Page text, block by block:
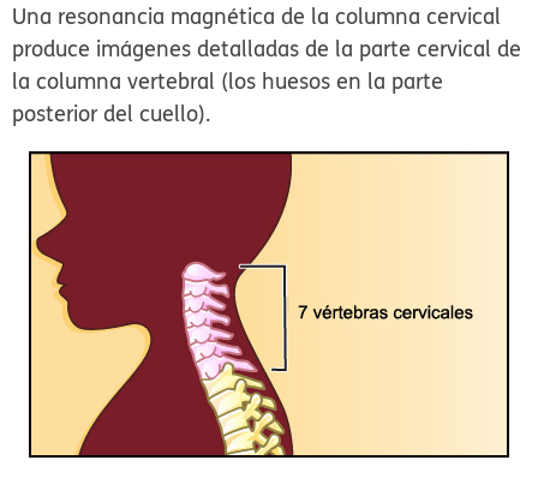
Una resonancia magnética de la columna cervical
produce imágenes detalladas de la parte cervical de
la columna vertebral (los huesos en la parte
posterior del cuello).